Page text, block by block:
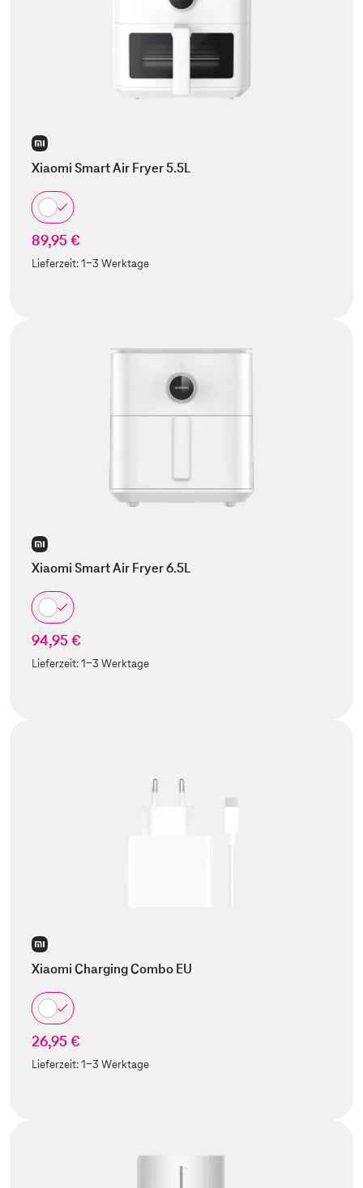
Xiaomi Smart Air Fryer 5.5L
89,95 €
Lieferzeit:1-3 Werktage
Xiaomi Smart Air Fryer 6.5L
94,95 €
Lieferzeit:1-3 Werktage
Xiaomi Charging Combo EU
26,95 €
Lieferzeit:1-3 Werktage